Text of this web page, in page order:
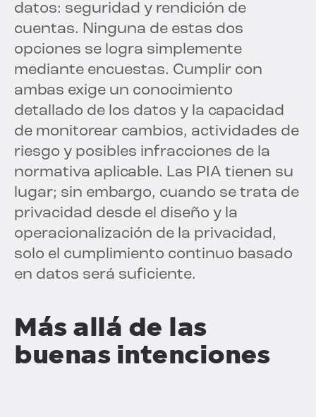
datos: seguridad y rendición de
cuentas. Ninguna de estas dos
opciones se logra simplemente
mediante encuestas. Cumplir con
ambas exige un conocimiento
detallado de los datos y la capacidad
de monitorear cambios, actividades de
riesgo y posibles infracciones de la
normativa aplicable. Las PIA tienen su
lugar; sin embargo, cuando se trata de
privacidad desde el diseño y la
operacionalización de la privacidad,
solo el cumplimiento continuo basado
en datos será suficiente.
Más allá de las
buenas intenciones